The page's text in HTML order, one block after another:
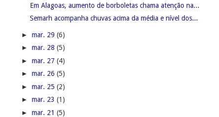
Em Alagoas, aumento de borboletas chama atenção na...
Semarh acompanha chuvas acima da média e nível dos...
► mar. 29 (6)
► mar. 28 (5)
► mar. 27 (4)
► mar. 26 (5)
► mar. 25 (2)
► mar. 23 (1)
► mar. 21 (5)